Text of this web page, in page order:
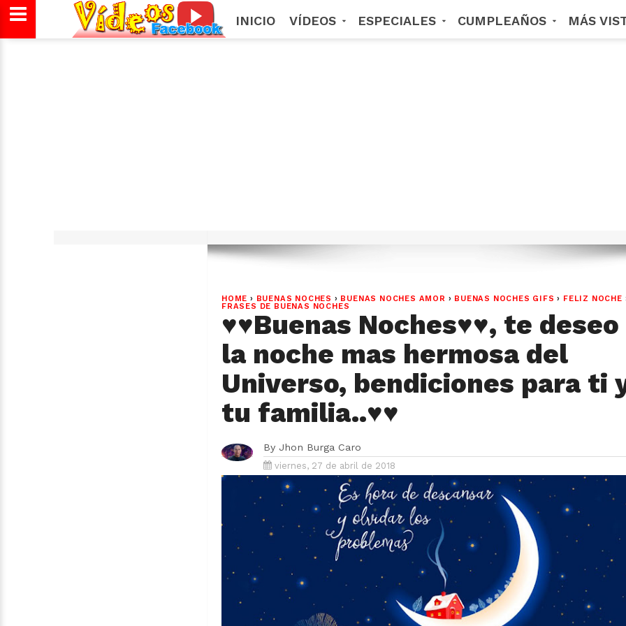
INICIO VÍDEOS ESPECIALES CUMPLEAÑOS MÁS
HOME › BUENAS NOCHES › BUENAS NOCHES AMOR › BUENAS NOCHES GIFS › FELIZ NOCHE
FRASES DE BUENAS NOCHES
♥♥Buenas Noches♥♥, te deseo
la noche mas hermosa del
Universo, bendiciones para ti
tu familia..♥♥
By Jhon Burga Caro
viernes, 27 de abril de 2018